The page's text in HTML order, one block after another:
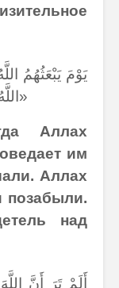
اللَّهُ وَنَسُوهُ وَاللَّهُ عَلَى كُلِّ شَيْءٍ شَهِيدٌ»
Аллах
им
Аллах
позабыли.
над